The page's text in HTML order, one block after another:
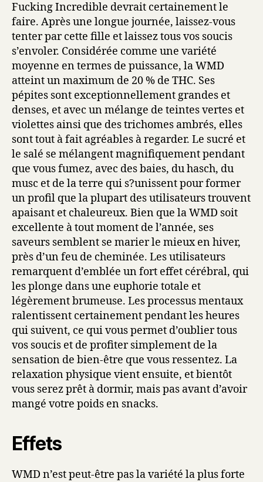
Fucking Incredible devrait certainement le
faire. Après une longue journée, laissez-vous
tenter par cette fille et laissez tous vos soucis
s’envoler. Considérée comme une variété
moyenne en termes de puissance, la WMD
atteint un maximum de 20 % de THC. Ses
pépites sont exceptionnellement grandes et
denses, et avec un mélange de teintes vertes et
violettes ainsi que des trichomes ambrés, elles
sont tout à fait agréables à regarder. Le sucré et
le salé se mélangent magnifiquement pendant
que vous fumez, avec des baies, du hasch, du
musc et de la terre qui s?unissent pour former
un profil que la plupart des utilisateurs trouvent
apaisant et chaleureux. Bien que la WMD soit
excellente à tout moment de l’année, ses
saveurs semblent se marier le mieux en hiver,
près d’un feu de cheminée. Les utilisateurs
remarquent d’emblée un fort effet cérébral, qui
les plonge dans une euphorie totale et
légèrement brumeuse. Les processus mentaux
ralentissent certainement pendant les heures
qui suivent, ce qui vous permet d’oublier tous
vos soucis et de profiter simplement de la
sensation de bien-être que vous ressentez. La
relaxation physique vient ensuite, et bientôt
vous serez prêt à dormir, mais pas avant d’avoir
mangé votre poids en snacks.
Effets
WMD n’est peut-être pas la variété la plus forte